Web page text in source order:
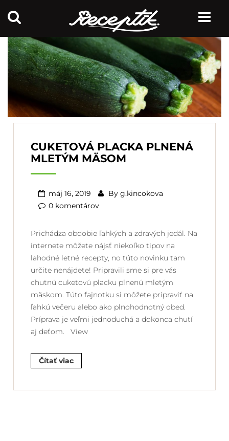
CUKETOVÁ PLACKA PLNENÁ
MLETÝM MÄSOM
máj 16, 2019 By g.kincokova
0 komentárov
Prichádza obdobie ľahkých a zdravých jedál. Na
internete môžete nájsť niekoľko tipov na
lahodné letné recepty, no túto novinku tam
určite nenájdete! Pripravili sme si pre vás
chutnú cuketovú placku plnenú mletým
mäskom. Túto fajnotku si môžete pripraviť na
ľahkú večeru alebo ako plnohodnotný obed.
Príprava je veľmi jednoduchá a dokonca chutí
aj deťom. View
Čítať viac